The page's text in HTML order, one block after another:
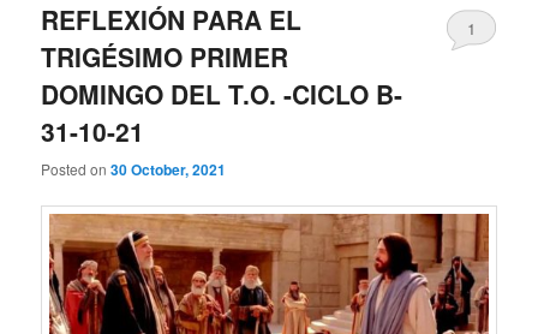
REFLEXIÓN PARA EL
TRIGÉSIMO PRIMER
DOMINGO DEL T.O. -CICLO B-
31-10-21
Posted on30 October, 2021
1